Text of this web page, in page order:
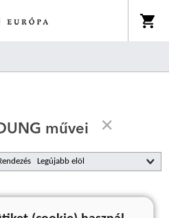
művei